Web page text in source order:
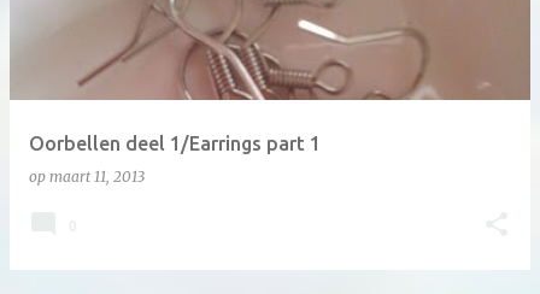
Oorbellen deel 1/Earrings part 1
op maart 11, 2013